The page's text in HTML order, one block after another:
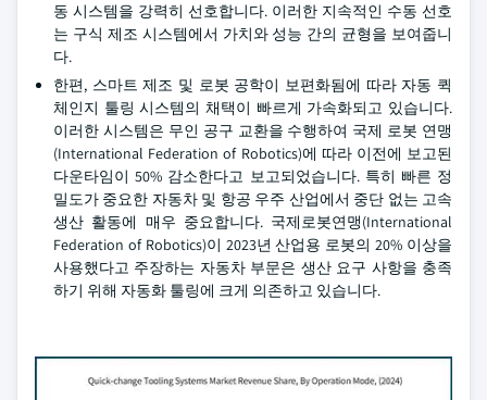
동 시스템을 강력히 선호합니다. 이러한 지속적인 수동 선호
는 구식 제조 시스템에서 가치와 성능 간의 균형을 보여줍니
다.
한편, 스마트 제조 및 로봇 공학이 보편화됨에 따라 자동 퀵
체인지 툴링 시스템의 채택이 빠르게 가속화되고 있습니다.
이러한 시스템은 무인 공구 교환을 수행하여 국제 로봇 연맹
(International Federation of Robotics)에 따라 이전에 보고된
다운타임이 50% 감소한다고 보고되었습니다. 특히 빠른 정
밀도가 중요한 자동차 및 항공 우주 산업에서 중단 없는 고속
생산 활동에 매우 중요합니다. 국제로봇연맹(International
Federation of Robotics)이 2023년 산업용 로봇의 20% 이상을
사용했다고 주장하는 자동차 부문은 생산 요구 사항을 충족
하기 위해 자동화 툴링에 크게 의존하고 있습니다.